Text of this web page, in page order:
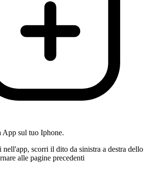
App sul tuo Iphone.
scorri il dito da sinistra a destra dello
alle pagine precedenti